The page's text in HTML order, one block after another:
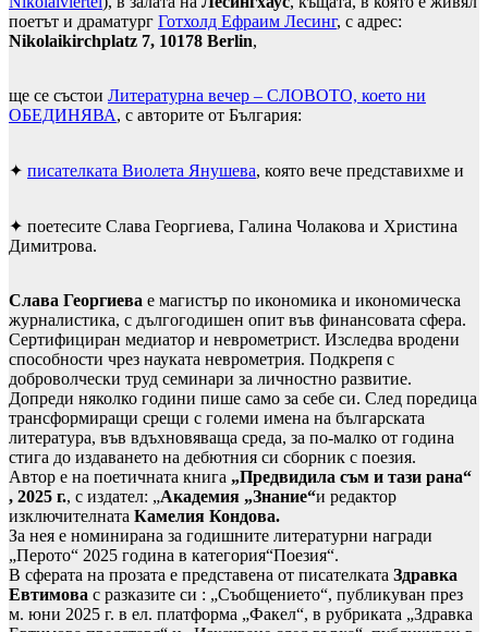
поетът и драматург Готхолд Ефраим Лесинг, с адрес:
Nikolaikirchplatz 7, 10178 Berlin,
ще се състои Литературна вечер – СЛОВОТО, което ни
ОБЕДИНЯВА, с авторите от България:
✦ писателката Виолета Янушева, която вече представихме и
✦ поетесите Слава Георгиева, Галина Чолакова и Христина
Димитрова.
Слава Георгиева е магистър по икономика и икономическа
журналистика, с дългогодишен опит във финансовата сфера.
Сертифициран медиатор и неврометрист. Изследва вродени
способности чрез науката неврометрия. Подкрепя с
доброволчески труд семинари за личностно развитие.
Допреди няколко години пише само за себе си. След поредица
трансформиращи срещи с големи имена на българската
литература, във вдъхновяваща среда, за по-малко от година
стига до издаването на дебютния си сборник с поезия.
Автор е на поетичната книга „Предвидила съм и тази рана“
, 2025 г., с издател: „Академия „Знание“и редактор
изключителната Камелия Кондова.
За нея е номинирана за годишните литературни награди
„Перото“ 2025 година в категория“Поезия“.
В сферата на прозата е представена от писателката Здравка
Евтимова с разказите си : „Съобщението“, публикуван през
м. юни 2025 г. в ел. платформа „Факел“, в рубриката „Здравка